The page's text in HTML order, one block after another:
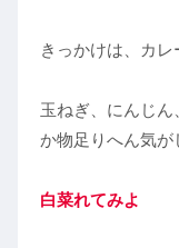
きっかけは、カレ
玉ねぎ、にんじ
か物足りへん気が
白菜れてみよ